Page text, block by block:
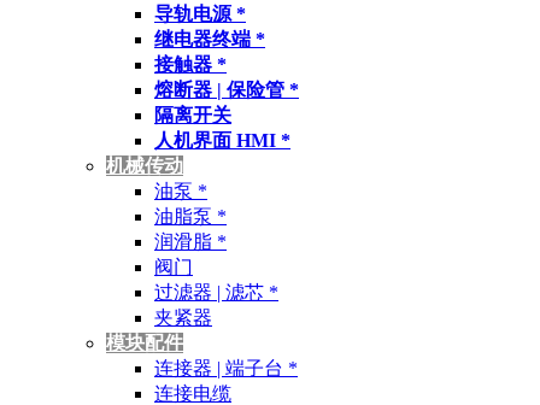
导轨电源 *
继电器终端 *
接触器 *
熔断器 | 保险管 *
隔离开关
人机界面 HMI *
机械传动
油泵 *
油脂泵 *
润滑脂 *
阀门
过滤器 | 滤芯 *
夹紧器
模块配件
连接器 | 端子台 *
连接电缆